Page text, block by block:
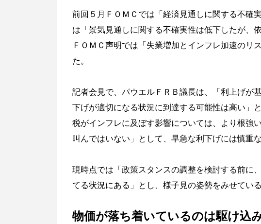
前回５月ＦＯＭＣでは「経済見通しに関する不確
は「景気見通しに関する不確実性は低下したが、
ＦＯＭＣ声明では「失業増加とインフレ加速のリ
た。
記者会見で、パウエルＦＲＢ議長は、「利上げが
下げが適切になる状況に到達する可能性は高い」
税がインフレに及ぼす影響については、より根強
叫んではいない」として、早急な利下げには慎重
現時点では「政策スタンスの調整を検討する前に
てる状況にある」とし、様子見の姿勢をみせている
物価が落ち着いているのは駆け込